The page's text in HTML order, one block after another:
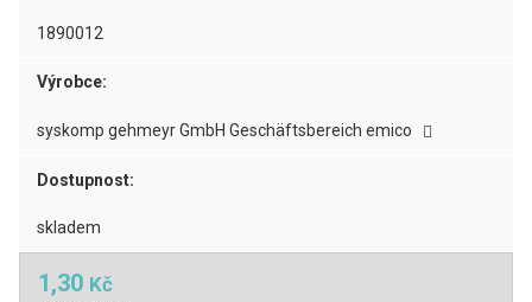
1890012
Výrobce:
syskomp gehmeyr GmbH Geschäftsbereich emico
Dostupnost:
skladem
1,30 Kč